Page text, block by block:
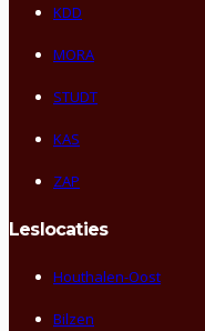
KDD
MORA
STUDT
KAS
ZAP
Leslocaties
Houthalen-Oost
Bilzen